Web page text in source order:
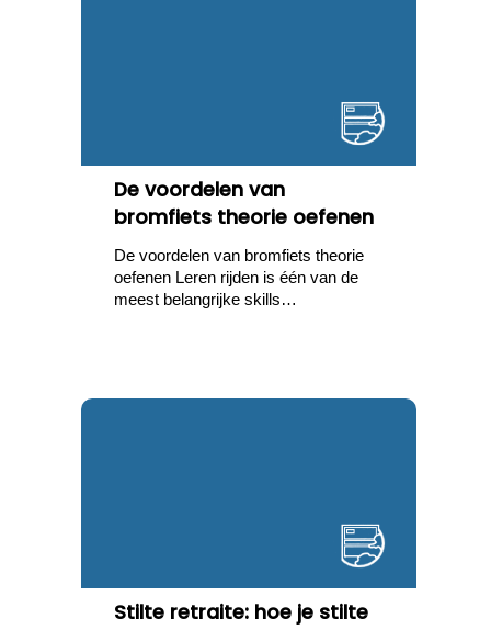
De voordelen van
bromfiets theorie oefenen
De voordelen van bromfiets theorie
oefenen Leren rijden is één van de
meest belangrijke skills…
Stilte retraite: hoe je stilte